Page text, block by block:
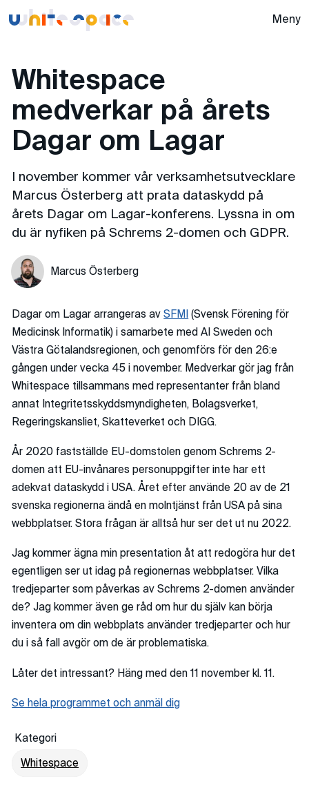
Whitespace - Meny
Whitespace
medverkar på årets
Dagar om Lagar
I november kommer vår verksamhetsutvecklare
Marcus Österberg att prata dataskydd på
årets Dagar om Lagar-konferens. Lyssna in om
du är nyfiken på Schrems 2-domen och GDPR.
Marcus Österberg
Dagar om Lagar arrangeras avSFMI
(Svensk Förening för
Medicinsk Informatik) i samarbete med AI Sweden och
Västra Götalandsregionen, och genomförs för den 26:e
gången under vecka 45 i november. Medverkar gör jag från
Whitespace tillsammans med representanter från bland
annat Integritetsskyddsmyndigheten, Bolagsverket,
Regeringskansliet, Skatteverket och DIGG.
År 2020 fastställde EU-domstolen genom Schrems 2-
domen att EU-invånares personuppgifter inte har ett
adekvat dataskydd i USA. Året efter använde 20 av de 21
svenska regionerna ändå en molntjänst från USA på sina
webbplatser. Stora frågan är alltså hur ser det ut nu 2022.
Jag kommer ägna min presentation åt att redogöra hur det
egentligen ser ut idag på regionernas webbplatser. Vilka
tredjeparter som påverkas av Schrems 2-domen använder
de? Jag kommer även ge råd om hur du själv kan börja
inventera om din webbplats använder tredjeparter och hur
du i så fall avgör om de är problematiska.
Låter det intressant? Häng med den 11 november kl. 11.
Se hela programmet och anmäl dig
Kategori
Whitespace